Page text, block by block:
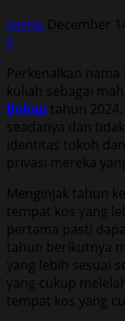
vqvnp December
0
Perkenalkan
kuliah sebagai
Bokep tahun
seadanya dan
identitas tokoh
privasi mereka
Menginjak tahun
tempat kos yang
pertama pasti
tahun berikutnya
yang lebih sesuai
yang cukup
tempat kos yang